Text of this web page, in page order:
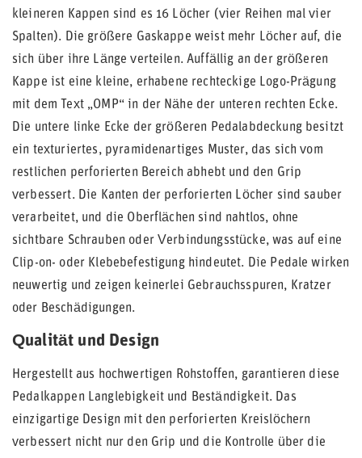
kleineren Kappen sind es 16 Löcher (vier Reihen mal vier
Spalten). Die größere Gaskappe weist mehr Löcher auf, die
sich über ihre Länge verteilen. Auffällig an der größeren
Kappe ist eine kleine, erhabene rechteckige Logo-Prägung
mit dem Text „OMP“ in der Nähe der unteren rechten Ecke.
Die untere linke Ecke der größeren Pedalabdeckung besitzt
ein texturiertes, pyramidenartiges Muster, das sich vom
restlichen perforierten Bereich abhebt und den Grip
verbessert. Die Kanten der perforierten Löcher sind sauber
verarbeitet, und die Oberflächen sind nahtlos, ohne
sichtbare Schrauben oder Verbindungsstücke, was auf eine
Clip-on- oder Klebebefestigung hindeutet. Die Pedale wirken
neuwertig und zeigen keinerlei Gebrauchsspuren, Kratzer
oder Beschädigungen.
Qualität und Design
Hergestellt aus hochwertigen Rohstoffen, garantieren diese
Pedalkappen Langlebigkeit und Beständigkeit. Das
einzigartige Design mit den perforierten Kreislöchern
verbessert nicht nur den Grip und die Kontrolle über die